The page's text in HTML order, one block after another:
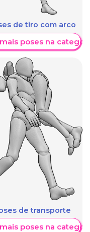
de tiro com arco
mais poses na
de transporte
mais poses na